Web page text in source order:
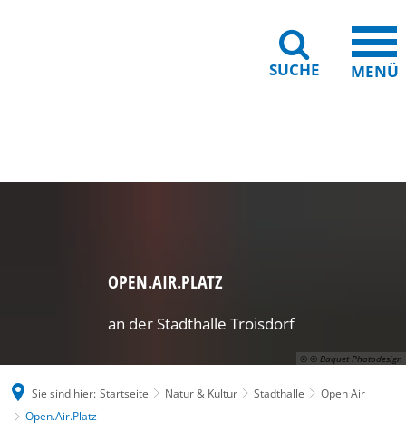
SUCHE MENÜ
© © Baquet Photodesign
OPEN.AIR.PLATZ
an der Stadthalle Troisdorf
Sie sind hier: Startseite Natur & Kultur Stadthalle
Open Air
Open.Air.Platz